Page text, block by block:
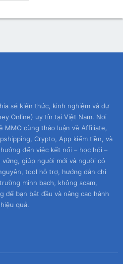
sẻ kiến thức, kinh nghiệm và dự
Online) uy tín tại Việt Nam. Nơi
MMO cùng thảo luận về Affiliate,
Crypto, App kiếm tiền, và
đến việc kết nối – học hỏi –
giúp người mới và người có
tool hỗ trợ, hướng dẫn chi
minh bạch, không scam,
để bạn bắt đầu và nâng cao hành
quả.